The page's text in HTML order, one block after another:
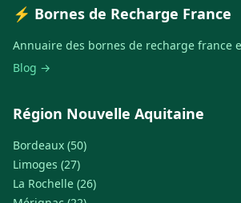
⚡ Bornes de Recharge France
Annuaire des bornes de recharge france
Blog →
Région Nouvelle Aquitaine
Bordeaux (50)
Limoges (27)
La Rochelle (26)